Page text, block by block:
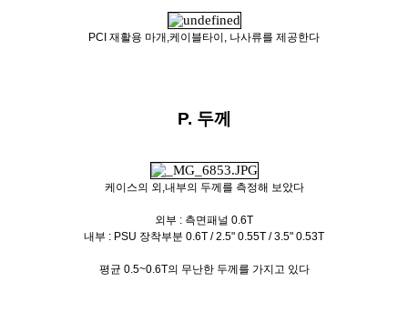
PCI 재활용 마개,케이블타이, 나사류를 제공한다
P. 두께
케이스의 외,내부의 두께를 측정해 보았다
외부 : 측면패널 0.6T
내부 : PSU 장착부분 0.6T / 2.5" 0.55T / 3.5" 0.53T
평균 0.5~0.6T의 무난한 두께를 가지고 있다